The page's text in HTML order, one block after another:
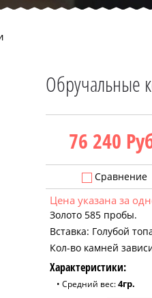
Обручальные
76 240
Сравнение
Цена указана за
Золото 585 пробы.
Вставка: Голубой
Кол-во камней
Характеристики:
• Средний вес:4гр.